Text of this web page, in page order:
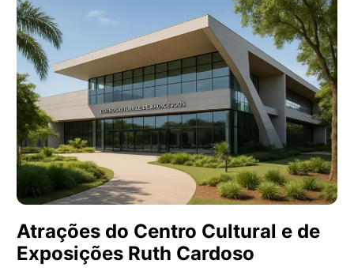
Atrações do Centro Cultural e de
Exposições Ruth Cardoso